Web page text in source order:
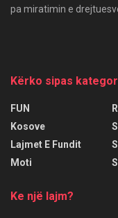
pa miratimin e
Kërko sipas
FUN
Kosove
Lajmet E Fundit
Moti
Ke një lajm?